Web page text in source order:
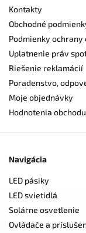
Kontakty
Obchodné
Podmienky
Uplatnenie práv
Riešenie reklamácií
Poradenstvo,
Moje objednávky
Hodnotenia obchodu
Navigácia
LED pásiky
LED svietidlá
Solárne osvetlenie
Ovládače a